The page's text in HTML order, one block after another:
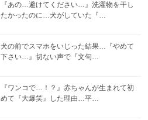
『あの…避けてください…』洗濯物を干し
たかったのに…犬がしていた『…
犬の前でスマホをいじった結果…『やめて
下さい…』切ない声で『文句…
『ワンコで…！？』赤ちゃんが生まれて初
めて『大爆笑』した理由…平…